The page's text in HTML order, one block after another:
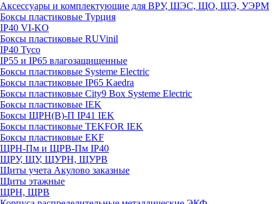
Аксессуары и комплектующие для ВРУ, ШЭС, ЩО, ЩЭ, УЭРМ
Боксы пластиковые Турция
IP40 VI-KO
Боксы пластиковые RUVinil
IP40 Тусо
IP55 и IP65 влагозащищенные
Боксы пластиковые Systeme Electric
Боксы пластиковые IP65 Kaedra
Боксы пластиковые City9 Box Systeme Electric
Боксы пластиковые IEK
Боксы ЩРН(В)-П IP41 IEK
Боксы пластиковые TEKFOR IEK
Боксы пластиковые EKF
ЩРН-Пм и ЩРВ-Пм IP40
ЩРУ, ЩУ, ЩУРН, ЩУРВ
Щиты учета Акулово заказные
Щиты этажные
ЩРН, ЩРВ